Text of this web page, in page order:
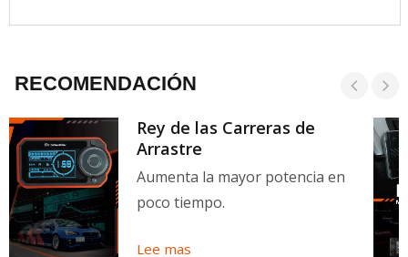
RECOMENDACIÓN
Rey de las Carreras de
Arrastre
Aumenta la mayor potencia en
poco tiempo.
Lee mas